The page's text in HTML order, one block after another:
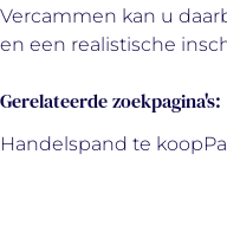
Vercammen kan u
en een realistische
Gerelateerde zoekpagina's:
Handelspand te koop